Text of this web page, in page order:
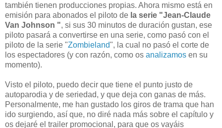
también tienen producciones propias. Ahora mismo está en
emisión para abonados el piloto de la serie "Jean-Claude
Van Johnson ", si sus 30 minutos de duración gustan, ese
piloto pasará a convertirse en una serie, como pasó con el
piloto de la serie "Zombieland", la cual no pasó el corte de
los espectadores (y con razón, como os analizamos en su
momento).
Visto el piloto, puedo decir que tiene el punto justo de
autoparodia y de seriedad, y que deja con ganas de más.
Personalmente, me han gustado los giros de trama que han
ido surgiendo, así que, no diré nada más sobre el capítulo y
os dejaré el trailer promocional, para que os vayáis